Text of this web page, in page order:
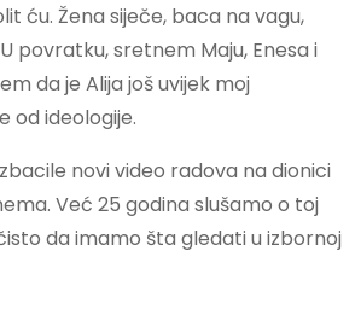
ću. Žena siječe, baca na vagu,
povratku, sretnem Maju, Enesa i
da je Alija još uvijek moj
od ideologije.
novi video radova na dionici
Već 25 godina slušamo o toj
da imamo šta gledati u izbornoj